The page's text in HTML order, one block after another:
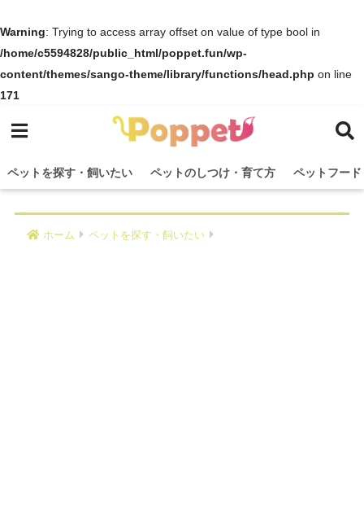
Warning: Trying to access array offset on value of type bool in
/home/c5594828/public_html/poppet.fun/wp-
content/themes/sango-theme/library/functions/head.php on line
171
ペットを探す・飼いたい ペットのしつけ・育て方 ペットフー
ホーム ペットを探す・飼いたい